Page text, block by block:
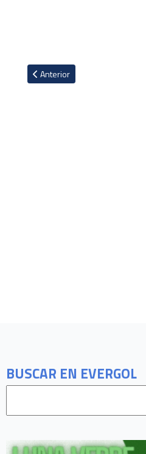
BUSCAR EN EVERGOL
Artículo anterior: Michael
Anterior